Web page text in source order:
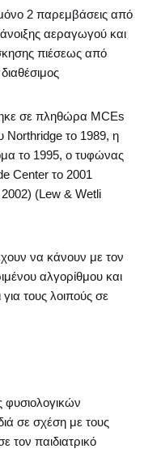
2 παρεμβάσεις από
αεραγωγού και
πιέσεως από
σε πληθώρα MCEs
Northridge το 1989, η
το 1995, ο τυφώνας
Center το 2001
(Lew & Wetli
να κάνουν με τον
αλγορίθμου και
τους λοιπούς σε
φυσιολογικών
σε σχέση με τους
τον παιδιατρικό